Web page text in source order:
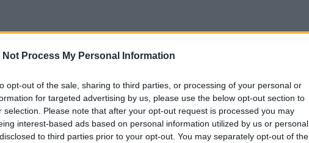
Not Process My Personal Information
opt-out of the sale, sharing to third parties, or processing of your personal or
for targeted advertising by us, please use the below opt-out section to
selection. Please note that after your opt-out request is processed you may
interest-based ads based on personal information utilized by us or personal
to third parties prior to your opt-out. You may separately opt-out of the